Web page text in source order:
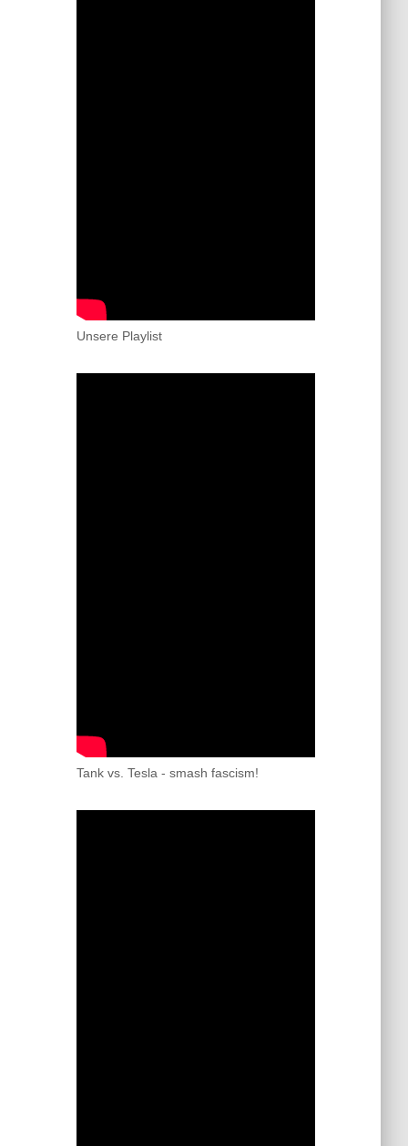
Unsere Playlist
Tank vs. Tesla - smash fascism!